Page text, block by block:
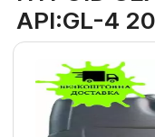
API:GL-4